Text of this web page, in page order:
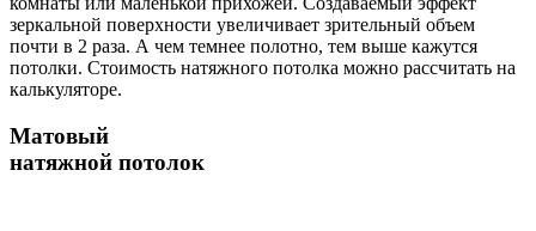
зеркальной поверхности увеличивает зрительный объем
почти в 2 раза. А чем темнее полотно, тем выше кажутся
потолки. Стоимость натяжного потолка можно рассчитать на
калькуляторе.
Матовый
натяжной потолок